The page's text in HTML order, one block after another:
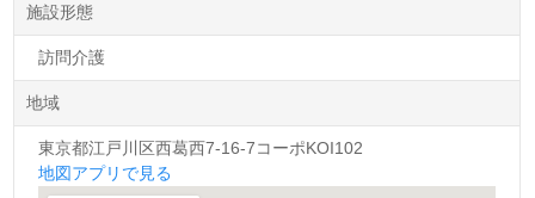
施設形態
訪問介護
地域
東京都江戸川区西葛西7-16-7コーポKOI102
地図アプリで見る